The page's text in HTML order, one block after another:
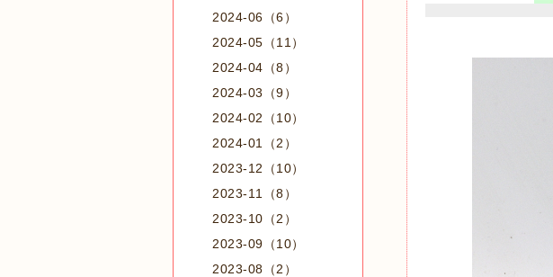
2024-06（6）
2024-05（11）
2024-04（8）
2024-03（9）
2024-02（10）
2024-01（2）
2023-12（10）
2023-11（8）
2023-10（2）
2023-09（10）
2023-08（2）